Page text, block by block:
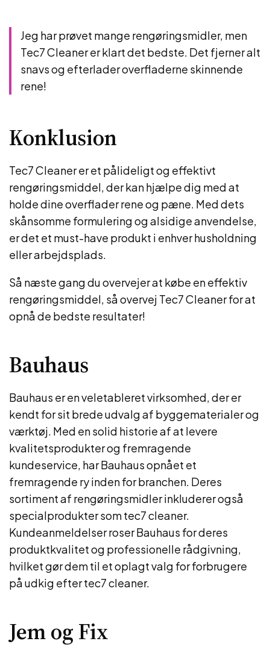
Jeg har prøvet mange rengøringsmidler, men
Tec7 Cleaner er klart det bedste. Det fjerner alt
snavs og efterlader overfladerne skinnende
rene!
Konklusion
Tec7 Cleaner er et pålideligt og effektivt
rengøringsmiddel, der kan hjælpe dig med at
holde dine overflader rene og pæne. Med dets
skånsomme formulering og alsidige anvendelse,
er det et must-have produkt i enhver husholdning
eller arbejdsplads.
Så næste gang du overvejer at købe en effektiv
rengøringsmiddel, så overvej Tec7 Cleaner for at
opnå de bedste resultater!
Bauhaus
Bauhaus er en veletableret virksomhed, der er
kendt for sit brede udvalg af byggematerialer og
værktøj. Med en solid historie af at levere
kvalitetsprodukter og fremragende
kundeservice, har Bauhaus opnået et
fremragende ry inden for branchen. Deres
sortiment af rengøringsmidler inkluderer også
specialprodukter som tec7 cleaner.
Kundeanmeldelser roser Bauhaus for deres
produktkvalitet og professionelle rådgivning,
hvilket gør dem til et oplagt valg for forbrugere
på udkig efter tec7 cleaner.
Jem og Fix